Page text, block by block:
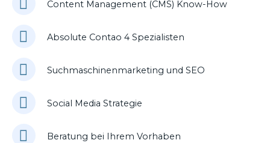
Content Management (CMS) Know-How
Absolute Contao 4 Spezialisten
Suchmaschinenmarketing und SEO
Social Media Strategie
Beratung bei Ihrem Vorhaben